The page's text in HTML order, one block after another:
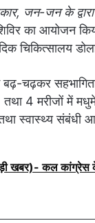
जन-जन के द्वारा
का आयोजन
चिकित्सालय
बढ़-चढ़कर
4 मरीजों में
स्वास्थ्य संबंधी
खबर)- कल कांग्रेस